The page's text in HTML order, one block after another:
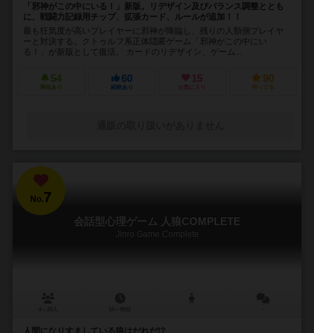
「邪神がこの中にいる！」新版。リデザイン及びバランス調整ととも
に、戦闘力記録用チップ、拡張カード、ルールが追加！！
最も狂気度が高いプレイヤーに邪神が降臨し、残りの人類側プレイヤ
ーと対決する。クトゥルフ系正体隠匿ゲーム「邪神がこの中にい
る！」が新版として復活。 カードのリデザイン、ゲーム...
54
興味あり
60
経験あり
15
お気に入り
90
持ってる
No.7
会話型心理ゲーム 人狼COMPLETE
Jinro Game Complete
人間になりすましている狼はだれだ!?